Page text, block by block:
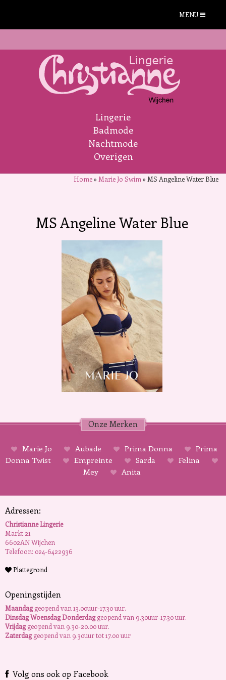
MENU
Lingerie
Badmode
Nachtmode
Overigen
Home» Marie Jo Swim » MS Angeline Water Blue
MS Angeline Water Blue
Onze Merken
Marie Jo Aubade Prima Donna
Prima
Donna Twist
Empreinte Sarda
Felina
Mey
Anita
Adressen:
Christianne Lingerie
Markt 21
6602AN Wijchen
Telefoon: 024-6422936
Plattegrond
Openingstijden
Maandaggeopend van 13.00uur-17.30 uur.
Dinsdag Woensdag Donderdaggeopend van 9.30uur-17.30 uur.
Vrijdaggeopend van 9.30-20.00 uur.
Zaterdaggeopend van 9.30uur tot 17.00 uur
Volg ons ook op Facebook